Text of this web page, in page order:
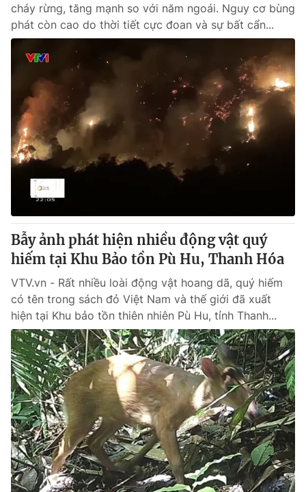
cháy rừng, tăng mạnh so với năm ngoái. Nguy cơ bùng
phát còn cao do thời tiết cực đoan và sự bất cẩn...
Bẫy ảnh phát hiện nhiều động vật quý
hiếm tại Khu Bảo tồn Pù Hu, Thanh Hóa
VTV.vn - Rất nhiều loài động vật hoang dã, quý hiếm
có tên trong sách đỏ Việt Nam và thế giới đã xuất
hiện tại Khu bảo tồn thiên nhiên Pù Hu, tỉnh Thanh...